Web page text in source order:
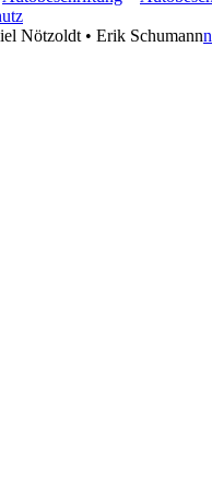
Nötzoldt • Erik Schumann